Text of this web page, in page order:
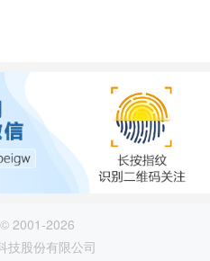
2001-2026
技股份有限公司